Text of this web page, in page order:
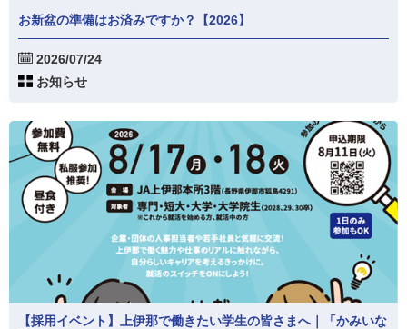
お新盆の準備はお済みですか？【2026】
2026/07/24
お知らせ
【採用イベント】上伊那で働きたい学生の皆さまへ｜「かみいな